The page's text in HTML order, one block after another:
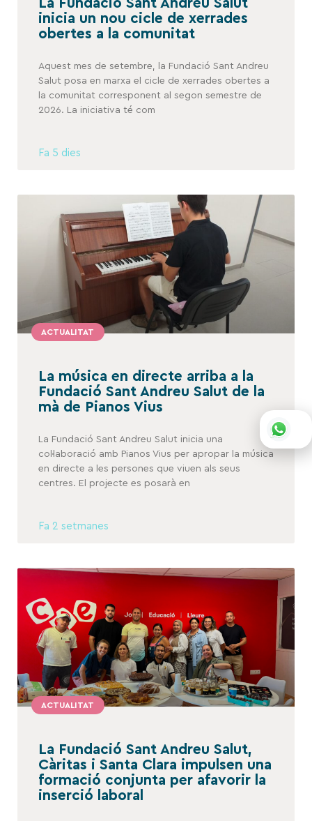
La Fundació Sant Andreu Salut
inicia un nou cicle de xerrades
obertes a la comunitat
Aquest mes de setembre, la Fundació Sant Andreu
Salut posa en marxa el cicle de xerrades obertes a
la comunitat corresponent al segon semestre de
2026. La iniciativa té com
Fa 5 dies
ACTUALITAT
La música en directe arriba a la
Fundació Sant Andreu Salut de la
mà de Pianos Vius
La Fundació Sant Andreu Salut inicia una
col·laboració amb Pianos Vius per apropar la música
en directe a les persones que viuen als seus
centres. El projecte es posarà en
Fa 2 setmanes
ACTUALITAT
La Fundació Sant Andreu Salut,
Càritas i Santa Clara impulsen una
formació conjunta per afavorir la
inserció laboral